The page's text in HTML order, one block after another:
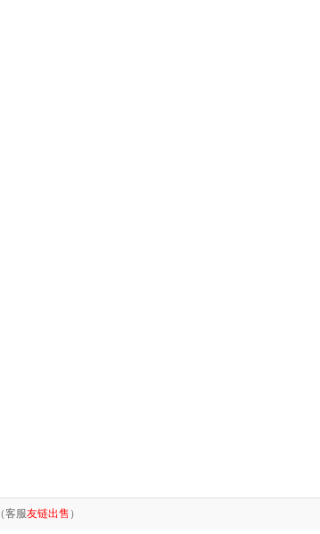
（客服友链出售 ）